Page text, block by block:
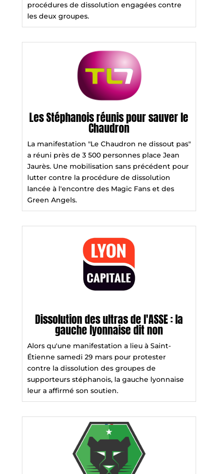
procédures de dissolution engagées contre
les deux groupes.
Les Stéphanois réunis pour sauver le
Chaudron
La manifestation "Le Chaudron ne dissout pas"
a réuni près de 3 500 personnes place Jean
Jaurès. Une mobilisation sans précédent pour
lutter contre la procédure de dissolution
lancée à l'encontre des Magic Fans et des
Green Angels.
Dissolution des ultras de l'ASSE : la
gauche lyonnaise dit non
Alors qu'une manifestation a lieu à Saint-
Étienne samedi 29 mars pour protester
contre la dissolution des groupes de
supporteurs stéphanois, la gauche lyonnaise
leur a affirmé son soutien.